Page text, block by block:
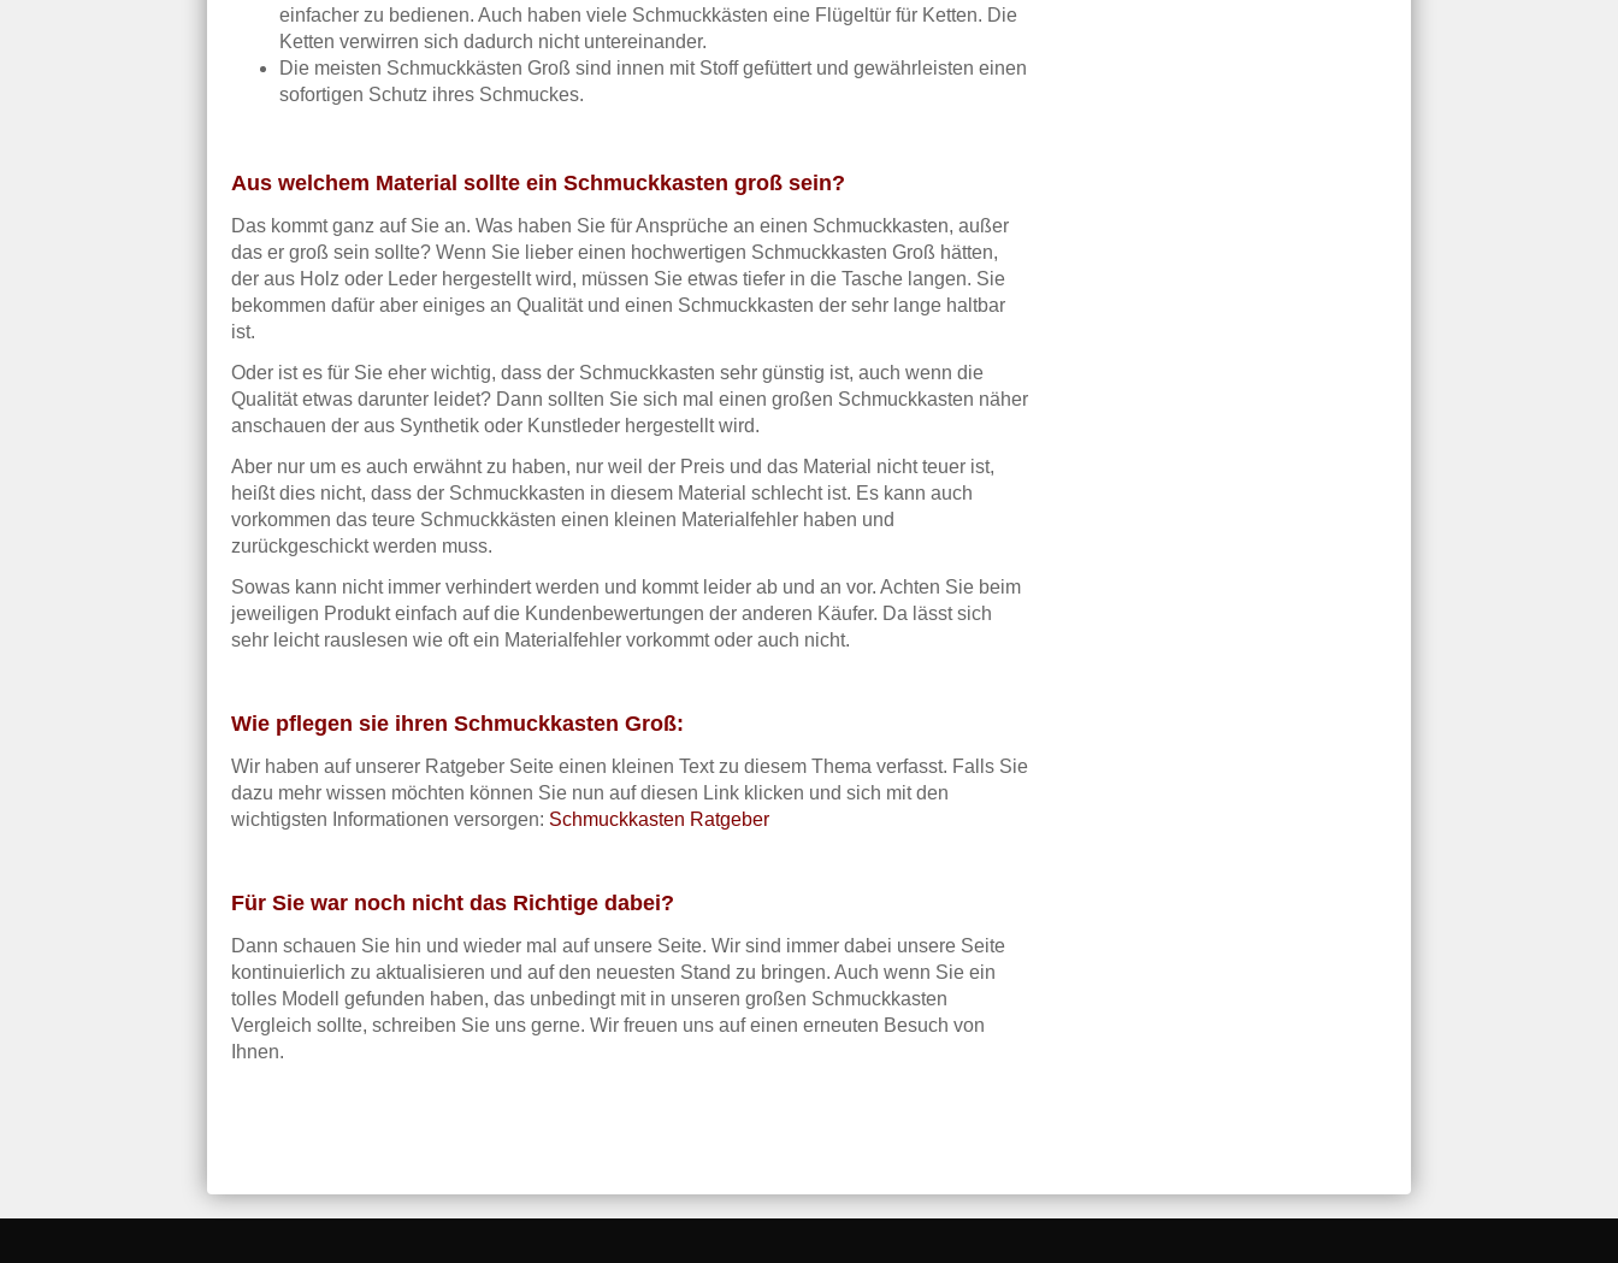
einfacher zu bedienen. Auch haben viele Schmuckkästen eine Flügeltür für Ketten. Die
Ketten verwirren sich dadurch nicht untereinander.
Die meisten Schmuckkästen Groß sind innen mit Stoff gefüttert und gewährleisten einen
sofortigen Schutz ihres Schmuckes.
Aus welchem Material sollte ein Schmuckkasten groß sein?
Das kommt ganz auf Sie an. Was haben Sie für Ansprüche an einen Schmuckkasten, außer
das er groß sein sollte? Wenn Sie lieber einen hochwertigen Schmuckkasten Groß hätten,
der aus Holz oder Leder hergestellt wird, müssen Sie etwas tiefer in die Tasche langen. Sie
bekommen dafür aber einiges an Qualität und einen Schmuckkasten der sehr lange haltbar
ist.
Oder ist es für Sie eher wichtig, dass der Schmuckkasten sehr günstig ist, auch wenn die
Qualität etwas darunter leidet? Dann sollten Sie sich mal einen großen Schmuckkasten näher
anschauen der aus Synthetik oder Kunstleder hergestellt wird.
Aber nur um es auch erwähnt zu haben, nur weil der Preis und das Material nicht teuer ist,
heißt dies nicht, dass der Schmuckkasten in diesem Material schlecht ist. Es kann auch
vorkommen das teure Schmuckkästen einen kleinen Materialfehler haben und
zurückgeschickt werden muss.
Sowas kann nicht immer verhindert werden und kommt leider ab und an vor. Achten Sie beim
jeweiligen Produkt einfach auf die Kundenbewertungen der anderen Käufer. Da lässt sich
sehr leicht rauslesen wie oft ein Materialfehler vorkommt oder auch nicht.
Wie pflegen sie ihren Schmuckkasten Groß:
Wir haben auf unserer Ratgeber Seite einen kleinen Text zu diesem Thema verfasst. Falls Sie
dazu mehr wissen möchten können Sie nun auf diesen Link klicken und sich mit den
wichtigsten Informationen versorgen: Schmuckkasten Ratgeber
Für Sie war noch nicht das Richtige dabei?
Dann schauen Sie hin und wieder mal auf unsere Seite. Wir sind immer dabei unsere Seite
kontinuierlich zu aktualisieren und auf den neuesten Stand zu bringen. Auch wenn Sie ein
tolles Modell gefunden haben, das unbedingt mit in unseren großen Schmuckkasten
Vergleich sollte, schreiben Sie uns gerne. Wir freuen uns auf einen erneuten Besuch von
Ihnen.